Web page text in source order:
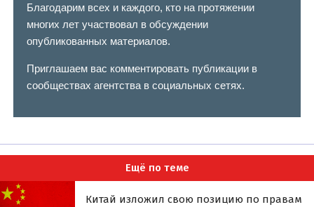
Благодарим всех и каждого, кто на протяжении
многих лет участвовал в обсуждении
опубликованных материалов.
Приглашаем вас комментировать публикации в
сообществах агентства в социальных сетях.
Ещё по теме
Китай изложил свою позицию по правам